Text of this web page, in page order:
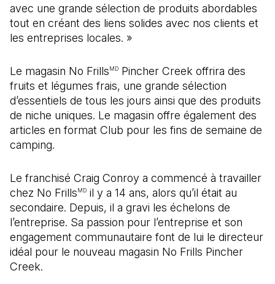
avec une grande sélection de produits abordables
tout en créant des liens solides avec nos clients et
les entreprises locales. »
Le magasin No FrillsMD Pincher Creek offrira des
fruits et légumes frais, une grande sélection
d’essentiels de tous les jours ainsi que des produits
de niche uniques. Le magasin offre également des
articles en format Club pour les fins de semaine de
camping.
Le franchisé Craig Conroy a commencé à travailler
chez No FrillsMD il y a 14 ans, alors qu’il était au
secondaire. Depuis, il a gravi les échelons de
l’entreprise. Sa passion pour l’entreprise et son
engagement communautaire font de lui le directeur
idéal pour le nouveau magasin No Frills Pincher
Creek.